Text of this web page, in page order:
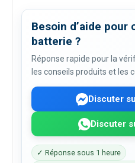
Besoin d’aide pour
batterie ?
Réponse rapide pour la
les conseils produits et les
Discuter
Discuter
✓ Réponse sous 1 heure